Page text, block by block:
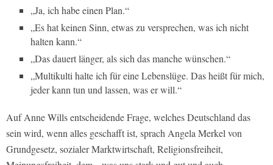
„Ja, ich habe einen Plan.“
„Es hat keinen Sinn, etwas zu versprechen, was ich nicht
halten kann.“
„Das dauert länger, als sich das manche wünschen.“
„Multikulti halte ich für eine Lebenslüge. Das heißt für mich,
jeder kann tun und lassen, was er will.“
Auf Anne Wills entscheidende Frage, welches Deutschland das
sein wird, wenn alles geschafft ist, sprach Angela Merkel von
Grundgesetz, sozialer Marktwirtschaft, Religionsfreiheit,